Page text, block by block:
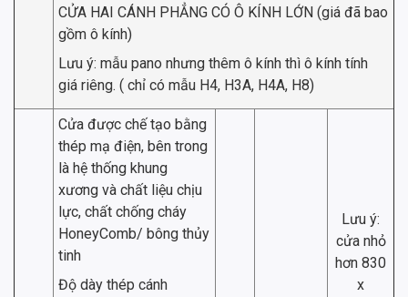
CỬA HAI CÁNH PHẲNG CÓ Ô KÍNH LỚN (giá đã bao
gồm ô kính)
Lưu ý: mẫu pano nhưng thêm ô kính thì ô kính tính
giá riêng. ( chỉ có mẫu H4, H3A, H4A, H8)
Cửa được chế tạo bằng
thép mạ điện, bên trong
là hệ thống khung
xương và chất liệu chịu
lực, chất chống cháy
HoneyComb/ bông thủy
tinh
Độ dày thép cánh
Lưu ý:
cửa nhỏ
hơn 830
x